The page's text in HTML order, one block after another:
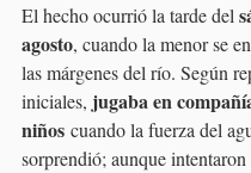
El hecho ocurrió la tarde del
agosto, cuando la menor se
las márgenes del río. Según
iniciales, jugaba en
niños cuando la fuerza del
sorprendió; aunque